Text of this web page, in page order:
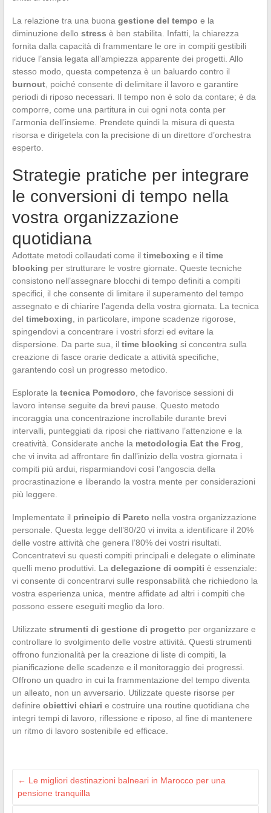
La relazione tra una buona gestione del tempo e la
diminuzione dello stress è ben stabilita. Infatti, la chiarezza
fornita dalla capacità di frammentare le ore in compiti gestibili
riduce l’ansia legata all’ampiezza apparente dei progetti. Allo
stesso modo, questa competenza è un baluardo contro il
burnout, poiché consente di delimitare il lavoro e garantire
periodi di riposo necessari. Il tempo non è solo da contare; è da
comporre, come una partitura in cui ogni nota conta per
l’armonia dell’insieme. Prendete quindi la misura di questa
risorsa e dirigetela con la precisione di un direttore d’orchestra
esperto.
Strategie pratiche per integrare
le conversioni di tempo nella
vostra organizzazione
quotidiana
Adottate metodi collaudati come il timeboxing e il time
blocking per strutturare le vostre giornate. Queste tecniche
consistono nell’assegnare blocchi di tempo definiti a compiti
specifici, il che consente di limitare il superamento del tempo
assegnato e di chiarire l’agenda della vostra giornata. La tecnica
del timeboxing , in particolare, impone scadenze rigorose,
spingendovi a concentrare i vostri sforzi ed evitare la
dispersione. Da parte sua, il time blocking si concentra sulla
creazione di fasce orarie dedicate a attività specifiche,
garantendo così un progresso metodico.
Esplorate la tecnica Pomodoro , che favorisce sessioni di
lavoro intense seguite da brevi pause. Questo metodo
incoraggia una concentrazione incrollabile durante brevi
intervalli, punteggiati da riposi che riattivano l’attenzione e la
creatività. Considerate anche la metodologia Eat the Frog
che vi invita ad affrontare fin dall’inizio della vostra giornata i
compiti più ardui, risparmiandovi così l’angoscia della
procrastinazione e liberando la vostra mente per considerazioni
più leggere.
Implementate il principio di Pareto nella vostra organizzazione
personale. Questa legge dell’80/20 vi invita a identificare il 20%
delle vostre attività che genera l’80% dei vostri risultati.
Concentratevi su questi compiti principali e delegate o eliminate
quelli meno produttivi. La delegazione di compiti è essenziale:
vi consente di concentrarvi sulle responsabilità che richiedono la
vostra esperienza unica, mentre affidate ad altri i compiti che
possono essere eseguiti meglio da loro.
Utilizzate strumenti di gestione di progetto per organizzare e
controllare lo svolgimento delle vostre attività. Questi strumenti
offrono funzionalità per la creazione di liste di compiti, la
pianificazione delle scadenze e il monitoraggio dei progressi.
Offrono un quadro in cui la frammentazione del tempo diventa
un alleato, non un avversario. Utilizzate queste risorse per
definire obiettivi chiari e costruire una routine quotidiana che
integri tempi di lavoro, riflessione e riposo, al fine di mantenere
un ritmo di lavoro sostenibile ed efficace.
← Le migliori destinazioni balneari in Marocco per una
pensione tranquilla